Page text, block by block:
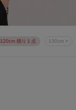
120cm 残り１点
120cm 残り１点 130cm ×